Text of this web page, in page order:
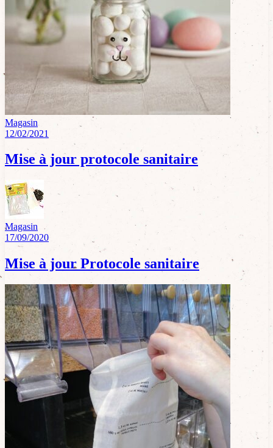
Magasin
12/02/2021
Mise à jour protocole sanitaire
Magasin
17/09/2020
Mise à jour Protocole sanitaire